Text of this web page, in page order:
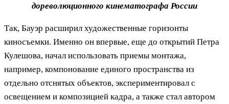
дореволюционного кинематографа России
Так, Бауэр расширил художественные горизонты
киносъемки. Именно он впервые, еще до открытий Петра
Кулешова, начал использовать приемы монтажа,
например, компонование единого пространства из
отдельно отснятых объектов, экспериментировал с
освещением и композицией кадра, а также стал автором